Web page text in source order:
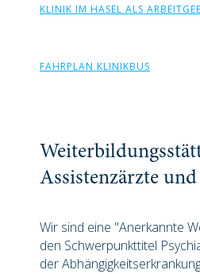
KLINIK IM HASEL ALS
FAHRPLAN KLINIKBUS
Assistenzärzte
Wir sind eine "Anerkannte
den Schwerpunkttitel
der